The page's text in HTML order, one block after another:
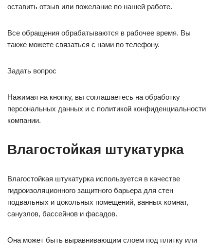
оставить отзыв или пожелание по нашей работе.
Все обращения обрабатываются в рабочее время. Вы
также можете связаться с нами по телефону.
Задать вопрос
Нажимая на кнопку, вы соглашаетесь на обработку
персональных данных и с политикой конфиденциальности
компании.
Влагостойкая штукатурка
Влагостойкая штукатурка используется в качестве
гидроизоляционного защитного барьера для стен
подвальных и цокольных помещений, ванных комнат,
санузлов, бассейнов и фасадов.
Она может быть выравнивающим слоем под плитку или